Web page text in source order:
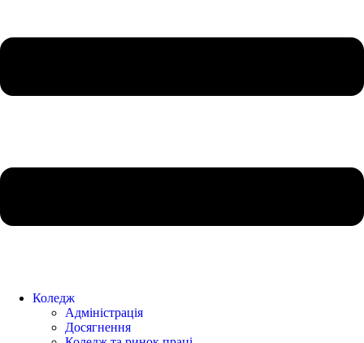
Коледж
Адміністрація
Досягнення